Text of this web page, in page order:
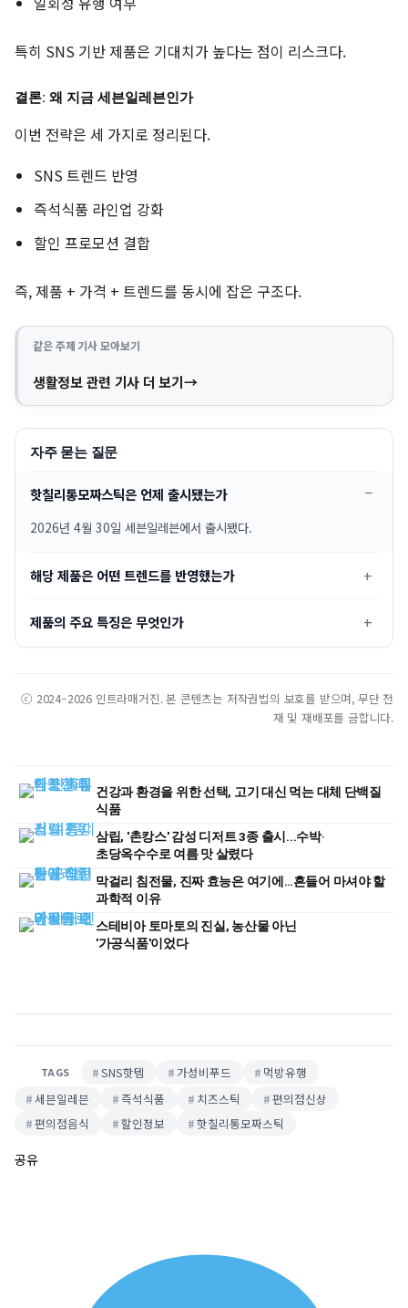
특히 SNS 기반 제품은 기대치가 높다는 점이 리스크다.
결론: 왜 지금 세븐일레븐인가
이번 전략은 세 가지로 정리된다.
SNS 트렌드 반영
즉석식품 라인업 강화
할인 프로모션 결합
즉, 제품 + 가격 + 트렌드를 동시에 잡은 구조다.
같은 주제 기사 모아보기
생활정보 관련 기사 더 보기
자주 묻는 질문
핫칠리통모짜스틱은 언제 출시됐는가
2026년 4월 30일 세븐일레븐에서 출시됐다.
해당 제품은 어떤 트렌드를 반영했는가
제품의 주요 특징은 무엇인가
ⓒ 2024–2026 인트라매거진. 본 콘텐츠는 저작권법의 보호를 받으며, 무단 전
재 및 재배포를 금합니다.
건강과 환경을 위한 선택, 고기 대신 먹는 대체 단백질
식품
삼립, '촌캉스' 감성 디저트 3종 출시...수박·
초당옥수수로 여름 맛 살렸다
막걸리 침전물, 진짜 효능은 여기에…흔들어 마셔야 할
과학적 이유
스테비아 토마토의 진실, 농산물 아닌
'가공식품'이었다
TAGS SNS핫템 가성비푸드
먹방유행
세븐일레븐
즉석식품 치즈스틱
편의점신상
편의점음식
할인정보 핫칠리통모짜스틱
공유